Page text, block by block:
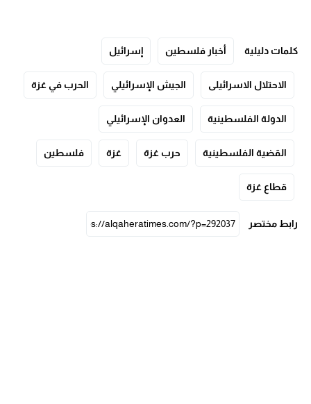
كلمات دليلية أخبار فلسطين إسرائيل
الاحتلال الاسرائيلى الجيش الإسرائيلي الحرب في غزة
الدولة الفلسطينية العدوان الإسرائيلي
القضية الفلسطينية حرب غزة غزة فلسطين
قطاع غزة
رابط مختصر